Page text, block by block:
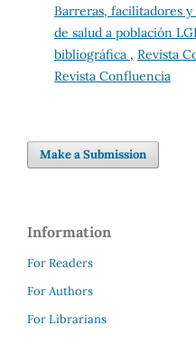
Barreras, facilitadores
de salud a población
bibliográfica , Revista
Revista Confluencia
Make a Submission
Information
For Readers
For Authors
For Librarians